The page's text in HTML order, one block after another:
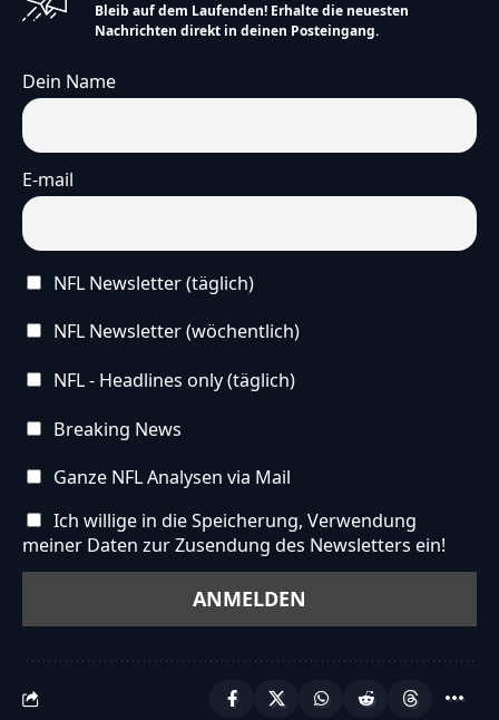
Bleib auf dem Laufenden! Erhalte die neuesten
Nachrichten direkt in deinen Posteingang.
Dein Name
E-mail
NFL Newsletter (täglich)
NFL Newsletter (wöchentlich)
NFL - Headlines only (täglich)
Breaking News
Ganze NFL Analysen via Mail
Ich willige in die Speicherung, Verwendung
meiner Daten zur Zusendung des Newsletters ein!